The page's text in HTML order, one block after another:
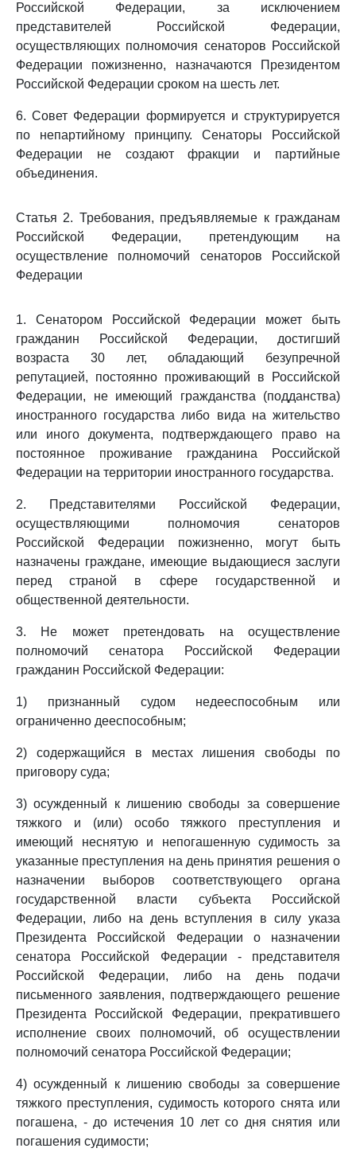
Российской Федерации, за исключением
представителей Российской Федерации,
осуществляющих полномочия сенаторов Российской
Федерации пожизненно, назначаются Президентом
Российской Федерации сроком на шесть лет.
6. Совет Федерации формируется и структурируется
по непартийному принципу. Сенаторы Российской
Федерации не создают фракции и партийные
объединения.
Статья 2. Требования, предъявляемые к гражданам
Российской Федерации, претендующим на
осуществление полномочий сенаторов Российской
Федерации
1. Сенатором Российской Федерации может быть
гражданин Российской Федерации, достигший
возраста 30 лет, обладающий безупречной
репутацией, постоянно проживающий в Российской
Федерации, не имеющий гражданства (подданства)
иностранного государства либо вида на жительство
или иного документа, подтверждающего право на
постоянное проживание гражданина Российской
Федерации на территории иностранного государства.
2. Представителями Российской Федерации,
осуществляющими полномочия сенаторов
Российской Федерации пожизненно, могут быть
назначены граждане, имеющие выдающиеся заслуги
перед страной в сфере государственной и
общественной деятельности.
3. Не может претендовать на осуществление
полномочий сенатора Российской Федерации
гражданин Российской Федерации:
1) признанный судом недееспособным или
ограниченно дееспособным;
2) содержащийся в местах лишения свободы по
приговору суда;
3) осужденный к лишению свободы за совершение
тяжкого и (или) особо тяжкого преступления и
имеющий неснятую и непогашенную судимость за
указанные преступления на день принятия решения о
назначении выборов соответствующего органа
государственной власти субъекта Российской
Федерации, либо на день вступления в силу указа
Президента Российской Федерации о назначении
сенатора Российской Федерации - представителя
Российской Федерации, либо на день подачи
письменного заявления, подтверждающего решение
Президента Российской Федерации, прекратившего
исполнение своих полномочий, об осуществлении
полномочий сенатора Российской Федерации;
4) осужденный к лишению свободы за совершение
тяжкого преступления, судимость которого снята или
погашена, - до истечения 10 лет со дня снятия или
погашения судимости;